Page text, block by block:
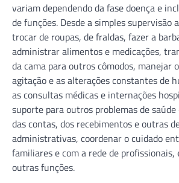
variam dependendo da fase doença e
de funções. Desde a simples supervisão
trocar de roupas, de fraldas, fazer a
administrar alimentos e medicações,
da cama para outros cômodos, manejar
agitação e as alterações constantes de
as consultas médicas e internações
suporte para outros problemas de
das contas, dos recebimentos e outras
administrativas, coordenar o cuidado
familiares e com a rede de
outras funções.